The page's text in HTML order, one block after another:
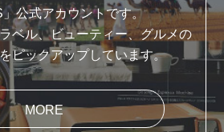
公式アカウントです。
ベル、ビューティー、グルメの
ピックアップしています。
MORE